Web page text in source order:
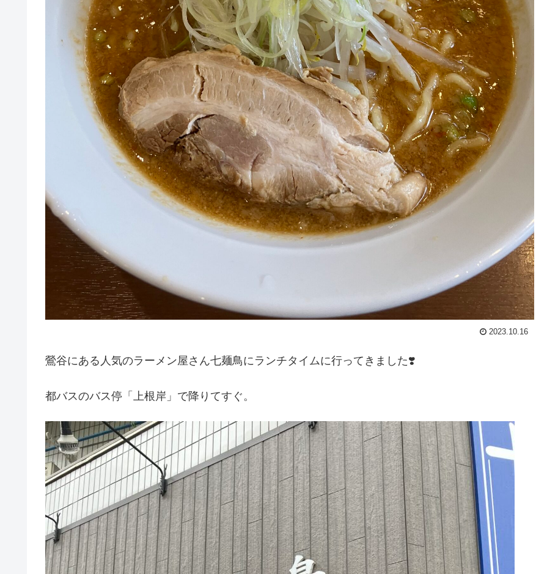
2023.10.16
鶯谷にある人気のラーメン屋さん七麺鳥にランチタイムに行ってきました❣️
都バスのバス停「上根岸」で降りてすぐ。